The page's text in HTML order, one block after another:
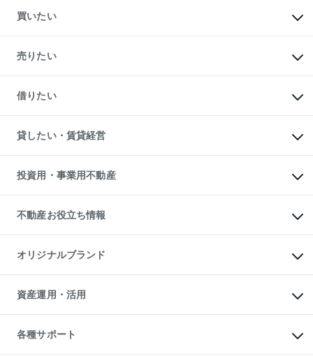
買いたい
新築・分譲マンションの購入
中古マンションの購入
一戸建ての購入
中古一戸建ての購入
不動産購入の流れ
注目キーワード物件特集
購入ガイド
English 繁体中文簡体中文
売りたい
一戸建ての売却・査定
土地の売却・査定
スピードAI査定
不動産査定について
不動産売却の流れ
不動産買換えの流れ
売却ガイド
借りたい
オフィス・店舗の賃貸
借りるときの流れ
借りるガイド
貸したい・賃貸経営
マンション賃料データ
賃貸管理プラン
リロケーションについて
貸すガイド
投資用・事業用不動産
事業用不動産
マンション投資
投資用マンション
アパート経営
収益物件
ビル購入（ビル一棟）
投資用不動産の売却査定
事業用不動産の売却査定
不動産お役立ち情報
マンションライブラリー
人気マンションランキング
暮らしに役立つ不動産メディア
不動産相場・不動産価格情報
不動産コラム・ニュース
不動産用語集
不動産なんでもネット相談室
住まいの税金
オリジナルブランド
一棟リノベーションマンション
L`GENTE（ルジェンテ）
区分リノベーションマンション
投資用一棟レジデンスWELL
資産運用・活用
不動産M&A
アセットマネジメント・出資
各種サポート